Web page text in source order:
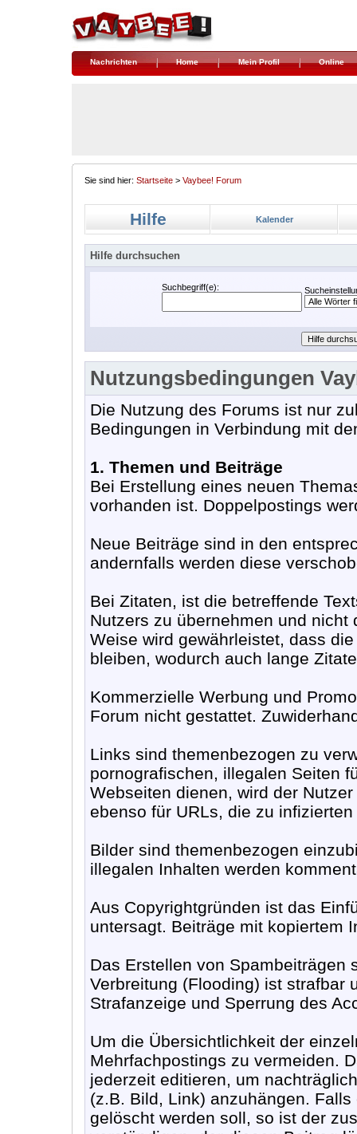
Nachrichten Home Mein Profil Online
Sie sind hier: Startseite > Vaybee! Forum
Hilfe Kalender
Hilfe durchsuchen
Suchbegriff(e):
Nutzungsbedingungen
Die Nutzung des Forums ist nur
Bedingungen in Verbindung mit
1. Themen und Beiträge
Bei Erstellung eines neuen
vorhanden ist. Doppelpostings
Neue Beiträge sind in den
andernfalls werden diese
Bei Zitaten, ist die betreffende
Nutzers zu übernehmen und
Weise wird gewährleistet, dass
bleiben, wodurch auch lange
Kommerzielle Werbung und
Forum nicht gestattet.
Links sind themenbezogen zu
pornografischen, illegalen Seiten
Webseiten dienen, wird der
ebenso für URLs, die zu
Bilder sind themenbezogen
illegalen Inhalten werden
Aus Copyrightgründen ist das
untersagt. Beiträge mit kopiertem
Das Erstellen von Spambeiträgen
Verbreitung (Flooding) ist strafbar
Strafanzeige und Sperrung des
Um die Übersichtlichkeit der
Mehrfachpostings zu vermeiden.
jederzeit editieren, um
(z.B. Bild, Link) anzuhängen.
gelöscht werden soll, so ist der